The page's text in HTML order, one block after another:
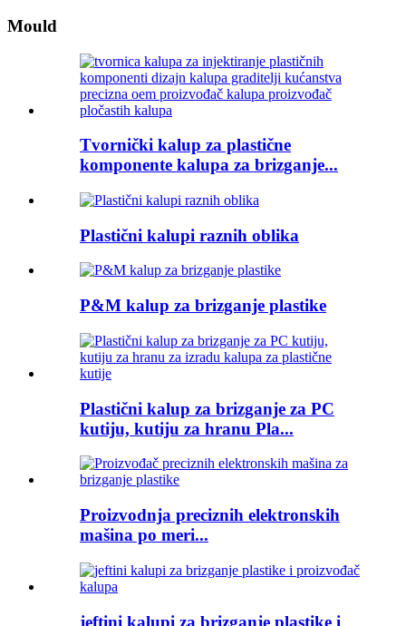
Mould
Tvornički kalup za plastične
komponente kalupa za brizganje...
Plastični kalupi raznih oblika
P&M kalup za brizganje plastike
Plastični kalup za brizganje za PC
kutiju, kutiju za hranu Pla...
Proizvodnja preciznih elektronskih
mašina po meri...
jeftini kalupi za brizganje plastike i